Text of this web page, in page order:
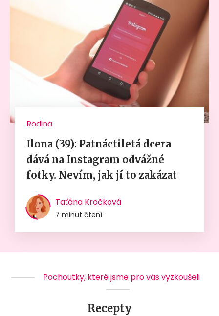
Rodina
Ilona (39): Patnáctiletá dcera
dává na Instagram odvážné
fotky. Nevím, jak jí to zakázat
Taťána Kročková
7 minut čtení
Pochoutky, které jsme pro vás vyzkoušeli
Recepty